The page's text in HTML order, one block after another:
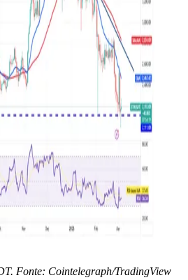
Fonte: Cointelegraph/TradingView